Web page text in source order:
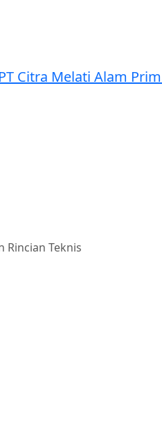
PT Citra Melati Alam
Rincian Teknis